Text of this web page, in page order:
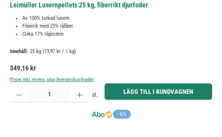
Leimüller Lusernpellets 25 kg, fiberrikt djurfoder
Av 100% torkad lusern
Fiberrik med 25% råfiber
Cirka 17% råprotein
Innehåll: 25 kg (13,97 kr / 1 kg)
Ordinarie pris:
349,16 kr
Priser inkl. moms, plus leveranskostnader
−6%
Produktkvantitet: Ange önskat belopp eller använd knapparna för att öka eller minska kvantiteten.
st. LÄGG TILL I KUNDVAGNEN